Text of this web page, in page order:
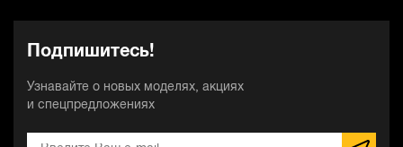
Подпишитесь!
Узнавайте о новых моделях, акциях
и спецпредложениях